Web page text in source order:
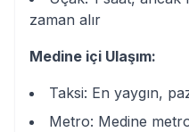
zaman alır
Medine içi Ulaşım:
Taksi: En yaygın,
Metro: Medine